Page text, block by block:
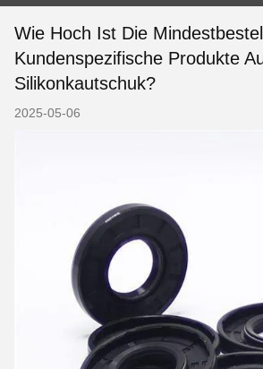
Wie Hoch Ist Die
Kundenspezifische Produkte
Silikonkautschuk?
2025-05-06